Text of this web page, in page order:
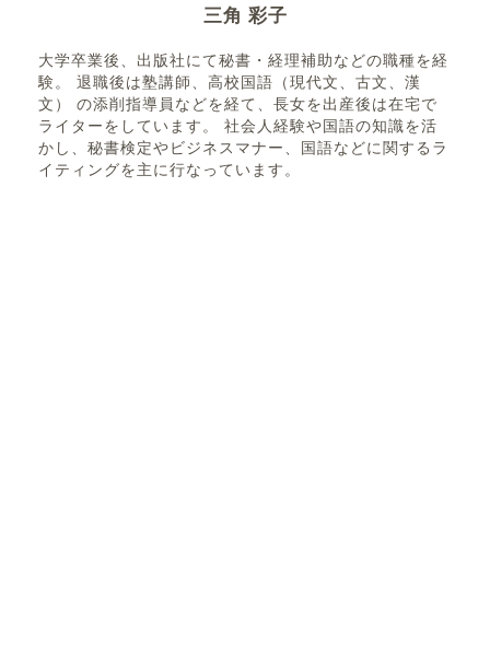
三角 彩子
大学卒業後、出版社にて秘書・経理補助などの職種を経
験。 退職後は塾講師、高校国語（現代文、古文、漢
文） の添削指導員などを経て、長女を出産後は在宅で
ライターをしています。 社会人経験や国語の知識を活
かし、秘書検定やビジネスマナー、国語などに関するラ
イティングを主に行なっています。